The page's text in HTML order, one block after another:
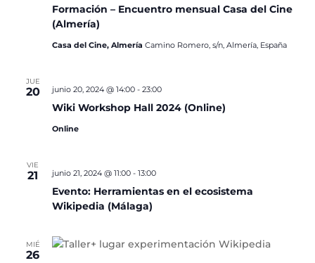
Formación – Encuentro mensual Casa del Cine
(Almería)
Casa del Cine, Almería Camino Romero, s/n, Almería, España
JUE
20
Wiki Workshop Hall 2024 (Online)
junio 20, 2024 @ 14:00- 23:00
Online
VIE
21
Evento: Herramientas en el ecosistema
Wikipedia (Málaga)
junio 21, 2024 @ 11:00- 13:00
MIÉ
26